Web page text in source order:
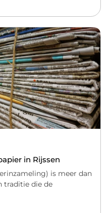
in Rijssen
is meer dan
traditie die de